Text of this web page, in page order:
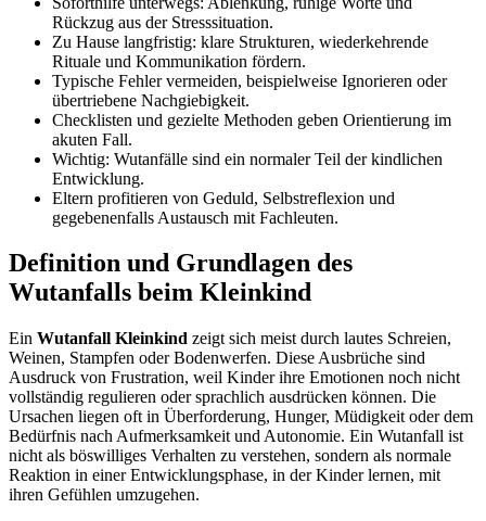
Rückzug aus der Stresssituation.
Zu Hause langfristig: klare Strukturen, wiederkehrende
Rituale und Kommunikation fördern.
Typische Fehler vermeiden, beispielweise Ignorieren oder
übertriebene Nachgiebigkeit.
Checklisten und gezielte Methoden geben Orientierung im
akuten Fall.
Wichtig: Wutanfälle sind ein normaler Teil der kindlichen
Entwicklung.
Eltern profitieren von Geduld, Selbstreflexion und
gegebenenfalls Austausch mit Fachleuten.
Definition und Grundlagen des
Wutanfalls beim Kleinkind
Ein Wutanfall Kleinkind zeigt sich meist durch lautes Schreien,
Weinen, Stampfen oder Bodenwerfen. Diese Ausbrüche sind
Ausdruck von Frustration, weil Kinder ihre Emotionen noch nicht
vollständig regulieren oder sprachlich ausdrücken können. Die
Ursachen liegen oft in Überforderung, Hunger, Müdigkeit oder dem
Bedürfnis nach Aufmerksamkeit und Autonomie. Ein Wutanfall ist
nicht als böswilliges Verhalten zu verstehen, sondern als normale
Reaktion in einer Entwicklungsphase, in der Kinder lernen, mit
ihren Gefühlen umzugehen.